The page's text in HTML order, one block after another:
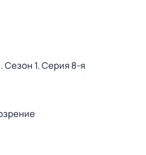
. Сезон 1. Серия 8-я